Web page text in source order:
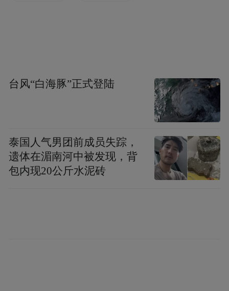
台风“白海豚”正式登陆
泰国人气男团前成员失踪，
遗体在湄南河中被发现，背
包内现20公斤水泥砖